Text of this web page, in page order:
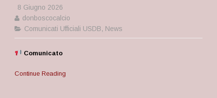
8 Giugno 2026
donboscocalcio
Comunicati Ufficiali USDB, News
Comunicato
Continue Reading